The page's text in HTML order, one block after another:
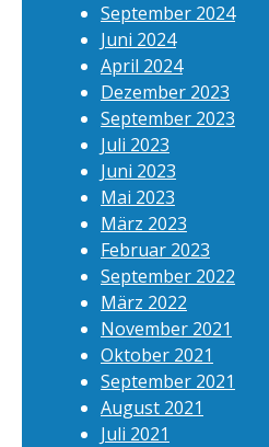
September 2024
Juni 2024
April 2024
Dezember 2023
September 2023
Juli 2023
Juni 2023
Mai 2023
März 2023
Februar 2023
September 2022
März 2022
November 2021
Oktober 2021
September 2021
August 2021
Juli 2021